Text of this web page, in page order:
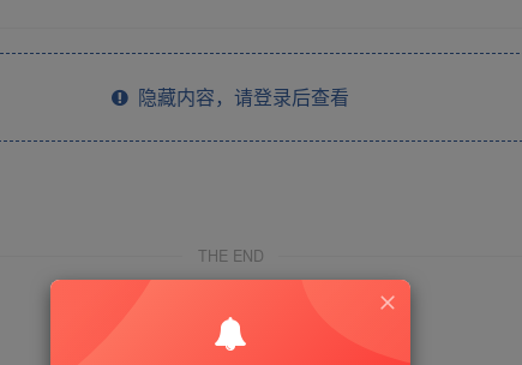
隐藏内容，请登录后查看
THE END